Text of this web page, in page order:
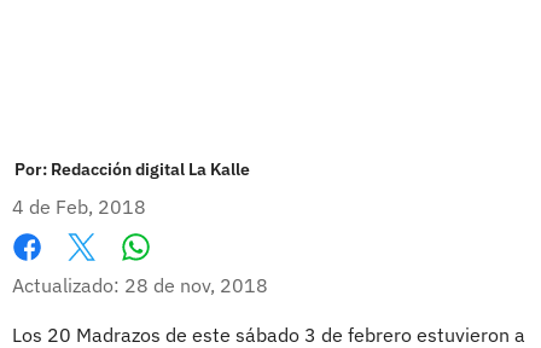
Por: Redacción digital La Kalle
4 de Feb, 2018
Facebook
X Whatsapp
Actualizado: 28 de nov, 2018
Los 20 Madrazos de este sábado 3 de febrero estuvieron a